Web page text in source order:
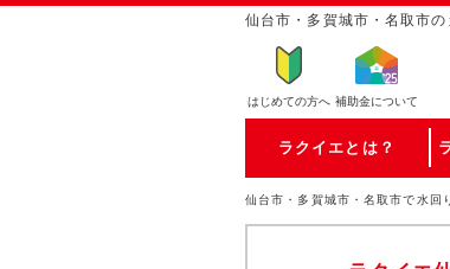
仙台市・多賀城市・名取市
はじめての方へ 補助金について
ラクイエとは？
仙台市・多賀城市・名取市で水回